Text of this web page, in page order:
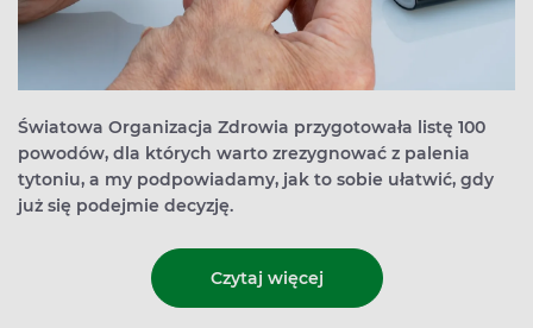
Światowa Organizacja Zdrowia przygotowała listę 100
powodów, dla których warto zrezygnować z palenia
tytoniu, a my podpowiadamy, jak to sobie ułatwić, gdy
już się podejmie decyzję.
Czytaj więcej